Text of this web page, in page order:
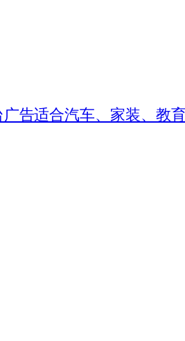
告适合汽车、家装、教